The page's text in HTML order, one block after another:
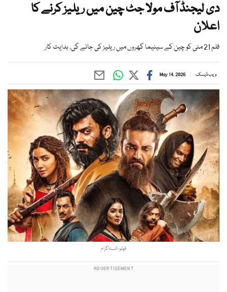
دی لیجنڈ آف مولا جٹ چین میں ریلیز کرنے کا
اعلان
فلم 21 مئی کو چین کے سینیما گھروں میں ریلیز کی جائے گی، ہدایت کار
ویب ڈیسک May 14, 2026
فوٹو: انسٹاگرام